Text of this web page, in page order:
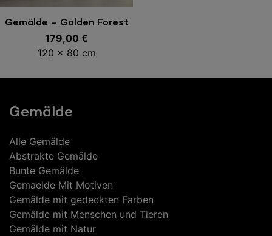
In den Warenkorb
Gemälde – Golden Forest
179,00 €
120 x 80 cm
Gemälde
Alle Gemälde
Abstrakte Gemälde
Bunte Gemälde
Gemaelde Mit Motiven
Gemälde mit gedeckten Farben
Gemälde mit Menschen und Tieren
Gemälde mit Natur